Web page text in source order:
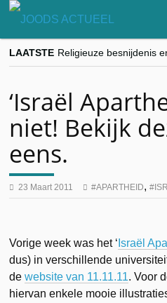
LAATSTE
‘Israël
niet! Bekijk
eens.
23 Maart 2011 APARTHEID,
Vorige week was het ‘ Israël
dus) in verschillende
dewebsite van 11.11.11. Voor
hiervan enkele mooie